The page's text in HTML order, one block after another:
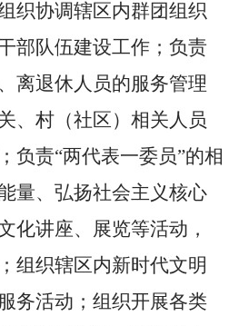
织协调辖区内群团组织
部队伍建设工作；负责
离退休人员的服务管理
、村（社区）相关人员
负责“两代表一委员”的相
量、弘扬社会主义核心
化讲座、展览等活动，
组织辖区内新时代文明
务活动；组织开展各类